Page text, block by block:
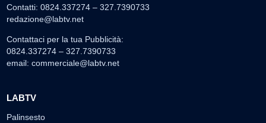
Contatti: 0824.337274 – 327.7390733
redazione@labtv.net
Contattaci per la tua Pubblicità:
0824.337274 – 327.7390733
email: commerciale@labtv.net
LABTV
Palinsesto